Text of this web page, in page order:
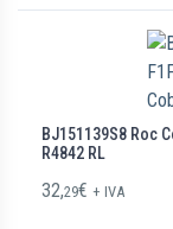
BJ151139S8 Roc
R4842 RL
32,29€ + IVA